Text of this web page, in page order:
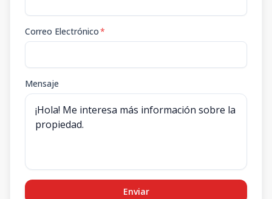
Correo Electrónico*
Mensaje
Enviar